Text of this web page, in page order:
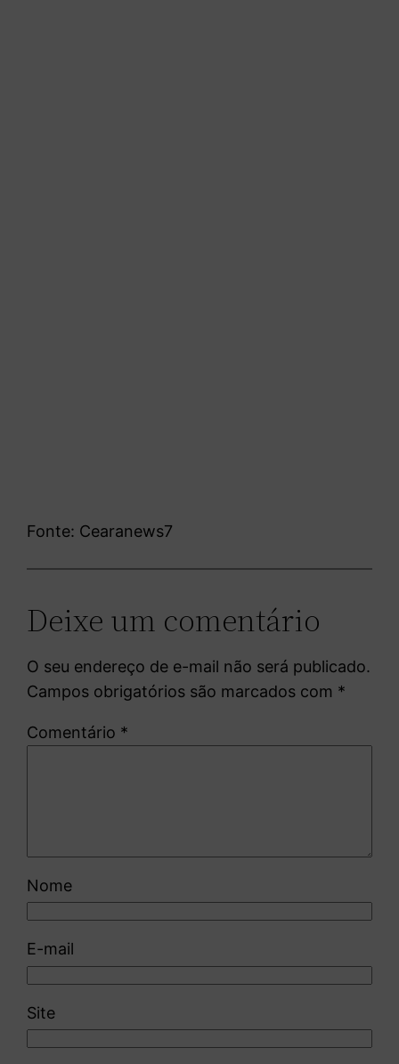
Fonte: Cearanews7
Deixe um comentário
O seu endereço de e-mail não será publicado.
Campos obrigatórios são marcados com *
Comentário *
Nome
E-mail
Site